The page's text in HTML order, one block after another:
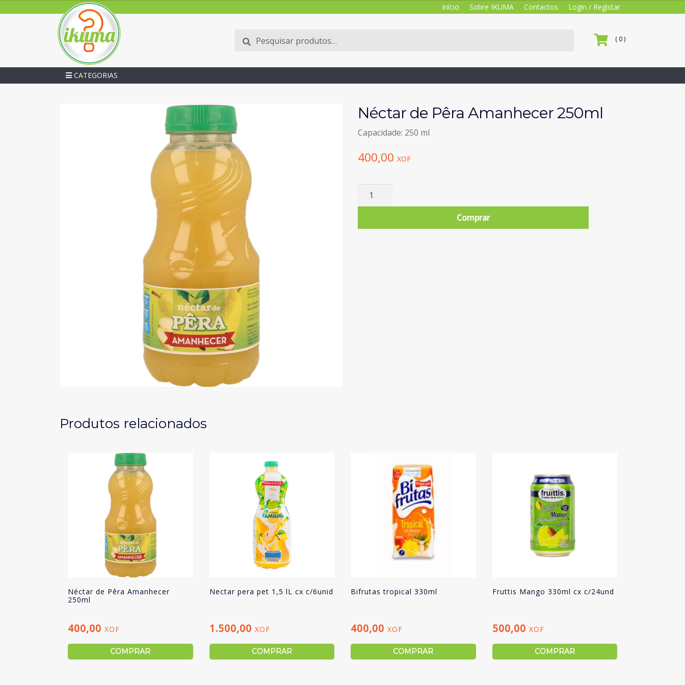
Início Sobre IKUMA Contactos Login / Registar
Pesquisar
por:
Pesquisa ( 0 )
CATEGORIAS
Néctar de Pêra Amanhecer 250ml
Capacidade: 250 ml
400,00 XOF
Quantidade
de
Comprar
Produtos relacionados
Néctar de Pêra Amanhecer
250ml
400,00 XOF
COMPRAR
Nectar pera pet 1,5 lL cx c/6unid
1.500,00 XOF
COMPRAR
Bifrutas tropical 330ml
400,00 XOF
COMPRAR
Fruttis Mango 330ml cx c/24und
500,00 XOF
COMPRAR